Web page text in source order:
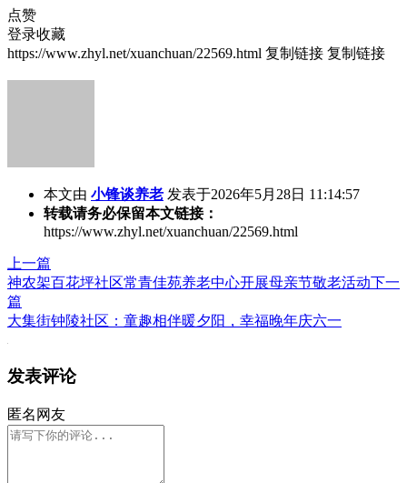
点赞
登录收藏
https://www.zhyl.net/xuanchuan/22569.html 复制链接 复制链接
本文由 小锋谈养老 发表于2026年5月28日 11:14:57
转载请务必保留本文链接：
https://www.zhyl.net/xuanchuan/22569.html
上一篇
神农架百花坪社区常青佳苑养老中心开展母亲节敬老活动下一
篇
大集街钟陵社区：童趣相伴暖夕阳，幸福晚年庆六一
发表评论
匿名网友